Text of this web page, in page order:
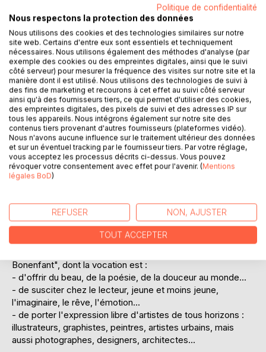
DESCRIPTION
Qu’y a-t-il de bon en ce monde ? La musique ! C’est le
constat que font des milliers de petits extraterrestres
fraîchement débarqués sur la planète Terre. Et ils aiment
tellement ça qu’ils vont chevaucher les notes qui s’envolent
d'un instrument ! Un spectacle enchanteur à ne manquer
sous aucun prétexte !
Des images pleines de charme de Chantal Lauret qui vous
Plongez dans ce livre, faites connaissance avec de petits
êtres attachants et vivez avec eux de merveilleuses
aventures !
Bonenfant", dont la vocation est :
- d'offrir du beau, de la poésie, de la douceur au monde...
- de susciter chez le lecteur, jeune et moins jeune,
l'imaginaire, le rêve, l'émotion...
- de porter l'expression libre d'artistes de tous horizons :
illustrateurs, graphistes, peintres, artistes urbains, mais
aussi photographes, designers, architectes...
Politique de confidentialité
Nous respectons la protection des données
Nous utilisons des cookies et des technologies similaires sur notre
site web. Certains d'entre eux sont essentiels et techniquement
nécessaires. Nous utilisons également des méthodes d'analyse (par
exemple des cookies ou des empreintes digitales, ainsi que le suivi
côté serveur) pour mesurer la fréquence des visites sur notre site et la
manière dont il est utilisé. Nous utilisons des technologies de suivi à
des fins de marketing et recourons à cet effet au suivi côté serveur
ainsi qu'à des fournisseurs tiers, ce qui permet d'utiliser des cookies,
des empreintes digitales, des pixels de suivi et des adresses IP sur
tous les appareils. Nous intégrons également sur notre site des
contenus tiers provenant d'autres fournisseurs (plateformes vidéo).
Nous n'avons aucune influence sur le traitement ultérieur des données
et sur un éventuel tracking par le fournisseur tiers. Par votre réglage,
vous acceptez les processus décrits ci-dessus. Vous pouvez
révoquer votre consentement avec effet pour l'avenir. (Mentions
légales BoD)
REFUSER NON, AJUSTER
TOUT ACCEPTER